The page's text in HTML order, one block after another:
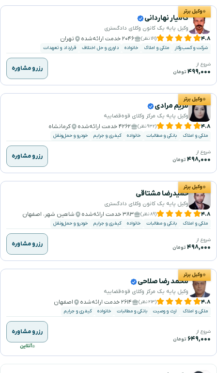
وکیل برتر
کامیار نهاردانی
وکیل پایه یک کانون وکلای دادگستری
۴.۸ (۱۶۱ نظر) ۲۰۴۶ خدمت ارائه‌شده تهران
شرکت و کسب‌وکار ملکی و املاک خانواده داوری و حل اختلاف قرارداد و تعهدات
شروع از
۴۹۹,۰۰۰ تومان رزرو مشاوره
وکیل برتر
مریم مرادی
وکیل پایه یک مرکز وکلای قوه‌قضاییه
۴.۸ (۹۳۲ نظر) ۴۲۶۲ خدمت ارائه‌شده کرمانشاه
ملکی و املاک بانکی و مطالبات خانواده کیفری و جرایم خودرو و حمل‌ونقل
شروع از
۴۹۸,۰۰۰ تومان رزرو مشاوره
وکیل برتر
حمیدرضا مشتاقی
وکیل پایه یک کانون وکلای دادگستری
۴.۸ (۸۹ نظر) ۳۸۳ خدمت ارائه‌شده شاهین شهر، اصفهان
ملکی و املاک بانکی و مطالبات خانواده کیفری و جرایم خودرو و حمل‌ونقل
شروع از
۴۹۸,۰۰۰ تومان رزرو مشاوره
وکیل برتر
محمد رضا صلاحی
وکیل پایه یک مرکز وکلای قوه‌قضاییه
۴.۸ (۲۱۳ نظر) ۲۶۱۴ خدمت ارائه‌شده اصفهان
ملکی و املاک ارث و وصیت بانکی و مطالبات خانواده کیفری و جرایم
شروع از
۶۴۹,۰۰۰ تومان
رزرو مشاوره
آنلاین